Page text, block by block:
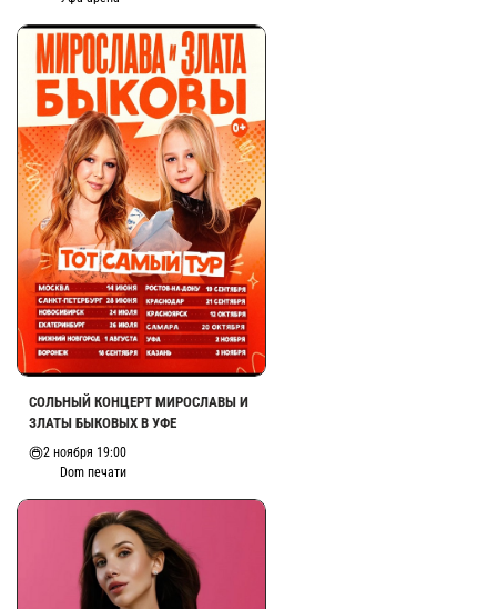
СОЛЬНЫЙ КОНЦЕРТ МИРОСЛАВЫ И
ЗЛАТЫ БЫКОВЫХ В УФЕ
2 ноября 19:00
Dom печати